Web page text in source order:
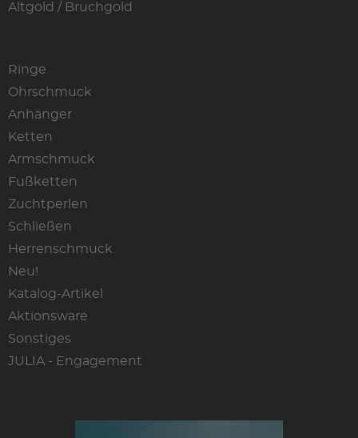
Altgold / Bruchgold
Ringe
Ohrschmuck
Anhänger
Ketten
Armschmuck
Fußketten
Zuchtperlen
Schließen
Herrenschmuck
Neu!
Katalog-Artikel
Aktionsware
Sonstiges
JULIA - Engagement